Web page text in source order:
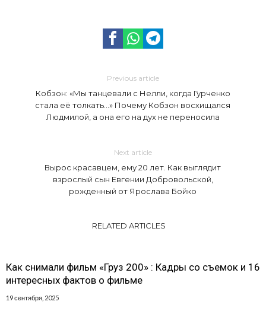
Previous article
Кобзон: «Мы танцевали с Нелли, когда Гурченко
стала её толкать…» Почему Кобзон восхищался
Людмилой, а она его на дух не переносила
Next article
Вырос красавцем, ему 20 лет. Как выглядит
взрослый сын Евгении Добровольской,
рожденный от Ярослава Бойко
RELATED ARTICLES
Как снимали фильм «Груз 200» : Кадры со съемок и 16
интересных фактов о фильме
19 сентября, 2025